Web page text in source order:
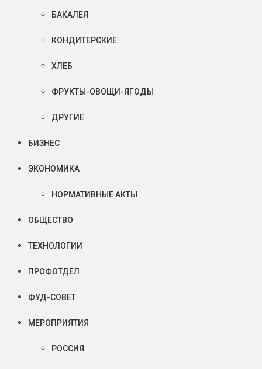
БАКАЛЕЯ
КОНДИТЕРСКИЕ
ХЛЕБ
ФРУКТЫ-ОВОЩИ-ЯГОДЫ
ДРУГИЕ
БИЗНЕС
ЭКОНОМИКА
НОРМАТИВНЫЕ АКТЫ
ОБЩЕСТВО
ТЕХНОЛОГИИ
ПРОФОТДЕЛ
ФУД-СОВЕТ
МЕРОПРИЯТИЯ
РОССИЯ